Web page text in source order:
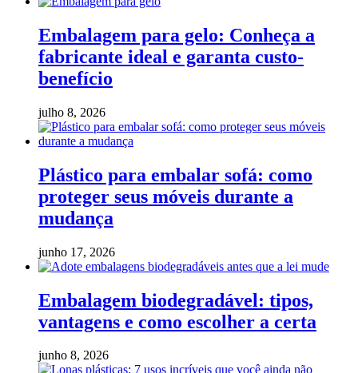
Embalagem para gelo: Conheça a
fabricante ideal e garanta custo-
benefício
julho 8, 2026
Plástico para embalar sofá: como
proteger seus móveis durante a
mudança
junho 17, 2026
Embalagem biodegradável: tipos,
vantagens e como escolher a certa
junho 8, 2026